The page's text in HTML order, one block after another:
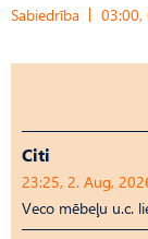
Sabiedrība 03:00,
Citi
23:25, 2. Aug,
Veco mēbeļu u.c.